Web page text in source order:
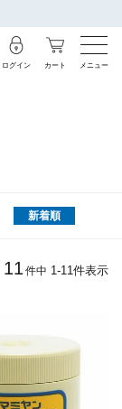
ログイン カート メニュー
新着順
11 件中 1-11件表示